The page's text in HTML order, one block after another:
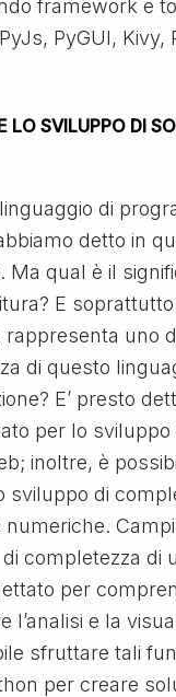
framework e
PyGUI, Kivy,
LO SVILUPPO DI
di
detto in
Ma qual è il
E
uno
di questo
E’ presto
per lo sviluppo
inoltre, è
sviluppo di
numeriche.
completezza di
per
l’analisi e la
sfruttare tali
per creare